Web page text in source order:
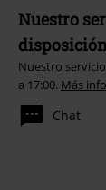
Nuestro
Nuestro
a 17:00. Más
Chat